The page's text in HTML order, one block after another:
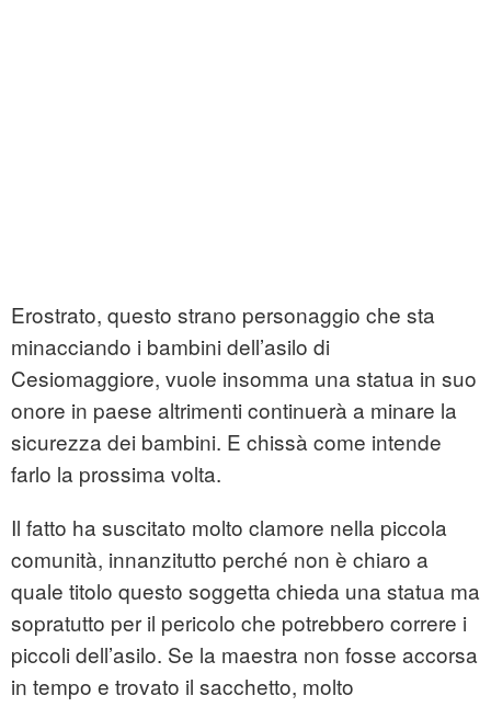
Erostrato, questo strano personaggio che sta
minacciando i bambini dell’asilo di
Cesiomaggiore, vuole insomma una statua in suo
onore in paese altrimenti continuerà a minare la
sicurezza dei bambini. E chissà come intende
farlo la prossima volta.
Il fatto ha suscitato molto clamore nella piccola
comunità, innanzitutto perché non è chiaro a
quale titolo questo soggetta chieda una statua ma
sopratutto per il pericolo che potrebbero correre i
piccoli dell’asilo. Se la maestra non fosse accorsa
in tempo e trovato il sacchetto, molto